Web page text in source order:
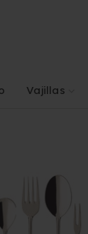
Vajillas